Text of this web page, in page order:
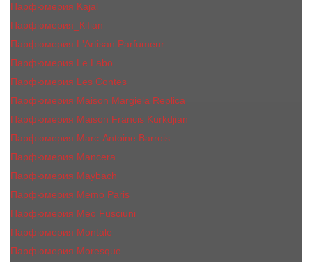
Парфюмерия Kajal
Парфюмерия_КiIiаn
Парфюмерия L'Artisan Parfumeur
Парфюмерия Le Labo
Парфюмерия Les Contes
Парфюмерия Maison Margiela Replica
Парфюмерия Maison Francis Kurkdjian
Парфюмерия Marc-Antoine Barrois
Парфюмерия Mancera
Парфюмерия Maybach
Парфюмерия Memo Paris
Парфюмерия Meo Fusciuni
Парфюмерия Montale
Парфюмерия Moresque